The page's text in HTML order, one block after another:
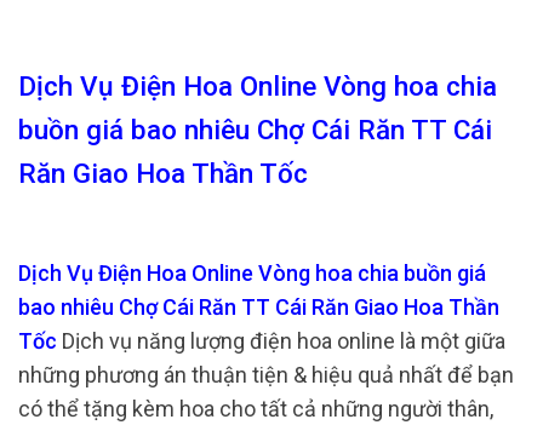
Dịch Vụ Điện Hoa Online Vòng hoa chia
buồn giá bao nhiêu Chợ Cái Răn TT Cái
Răn Giao Hoa Thần Tốc
Dịch Vụ Điện Hoa Online Vòng hoa chia buồn giá
bao nhiêu Chợ Cái Răn TT Cái Răn Giao Hoa Thần
Tốc Dịch vụ năng lượng điện hoa online là một giữa
những phương án thuận tiện & hiệu quả nhất để bạn
có thể tặng kèm hoa cho tất cả những người thân,